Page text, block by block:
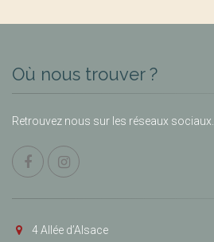
Où nous trouver ?
Retrouvez nous sur les réseaux sociaux.
4 Allée d’Alsace